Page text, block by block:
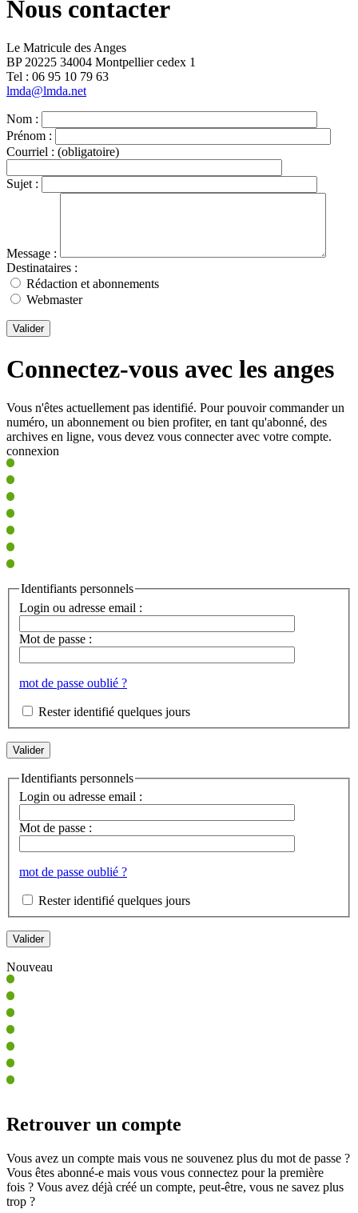
Nous contacter
Le Matricule des Anges
BP 20225 34004 Montpellier cedex 1
Tel : ‭06 95 10 79 63
lmda@lmda.net
Nom :
Prénom :
Courriel : (obligatoire)
Sujet :
Message :
Destinataires :
Rédaction et abonnements
Webmaster
Valider
Connectez-vous avec les anges
Vous n'êtes actuellement pas identifié. Pour pouvoir commander un
numéro, un abonnement ou bien profiter, en tant qu'abonné, des
archives en ligne, vous devez vous connecter avec votre compte.
connexion
Identifiants personnels
Login ou adresse email :
Mot de passe :
mot de passe oublié ?
Rester identifié quelques jours
Identifiants personnels
Login ou adresse email :
Mot de passe :
mot de passe oublié ?
Rester identifié quelques jours
Nouveau
Retrouver un compte
Vous avez un compte mais vous ne souvenez plus du mot de passe ?
Vous êtes abonné-e mais vous vous connectez pour la première
fois ? Vous avez déjà créé un compte, peut-être, vous ne savez plus
trop ?